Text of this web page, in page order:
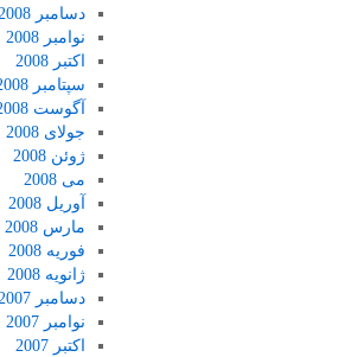
دسامبر 2008
نوامبر 2008
اکتبر 2008
سپتامبر 2008
آگوست 2008
جولای 2008
ژوئن 2008
می 2008
آوریل 2008
مارس 2008
فوریه 2008
ژانویه 2008
دسامبر 2007
نوامبر 2007
اکتبر 2007